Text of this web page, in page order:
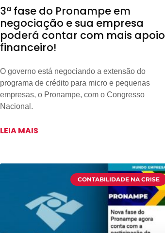
3ª fase do Pronampe em
negociação e sua empresa
poderá contar com mais apoio
financeiro!
O governo está negociando a extensão do
programa de crédito para micro e pequenas
empresas, o Pronampe, com o Congresso
Nacional.
LEIA MAIS
CONTABILIDADE NA CRISE